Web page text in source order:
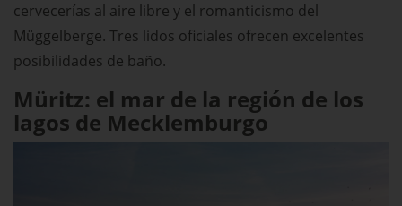
cervecerías al aire libre y el romanticismo del
Müggelberge. Tres lidos oficiales ofrecen excelentes
posibilidades de baño.
Müritz: el mar de la región de los
lagos de Mecklemburgo